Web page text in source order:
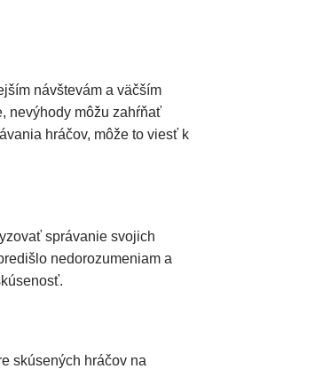
návštevám a väčším
nevýhody môžu zahŕňať
hráčov, môže to viesť k
správanie svojich
nedorozumeniam a
skúsených hráčov na